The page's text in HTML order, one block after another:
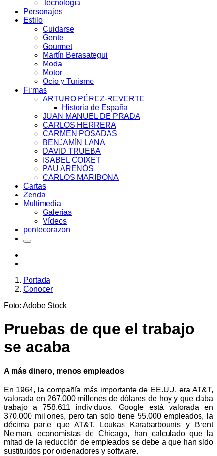
Tecnología
Personajes
Estilo
Cuidarse
Gente
Gourmet
Martín Berasategui
Moda
Motor
Ocio y Turismo
Firmas
ARTURO PÉREZ-REVERTE
Historia de España
JUAN MANUEL DE PRADA
CARLOS HERRERA
CARMEN POSADAS
BENJAMÍN LANA
DAVID TRUEBA
ISABEL COIXET
PAU ARENÓS
CARLOS MARIBONA
Cartas
Zenda
Multimedia
Galerías
Vídeos
ponlecorazon
Portada
Conocer
Foto: Adobe Stock
Pruebas de que el trabajo
se acaba
A más dinero, menos empleados
En 1964, la compañía más importante de EE.UU. era AT&T,
valorada en 267.000 millones de dólares de hoy y que daba
trabajo a 758.611 individuos. Google está valorada en
370.000 millones, pero tan solo tiene 55.000 empleados, la
décima parte que AT&T. Loukas Karabarbounis y Brent
Neiman, economistas de Chicago, han calculado que la
mitad de la reducción de empleados se debe a que han sido
sustituidos por ordenadores y software.